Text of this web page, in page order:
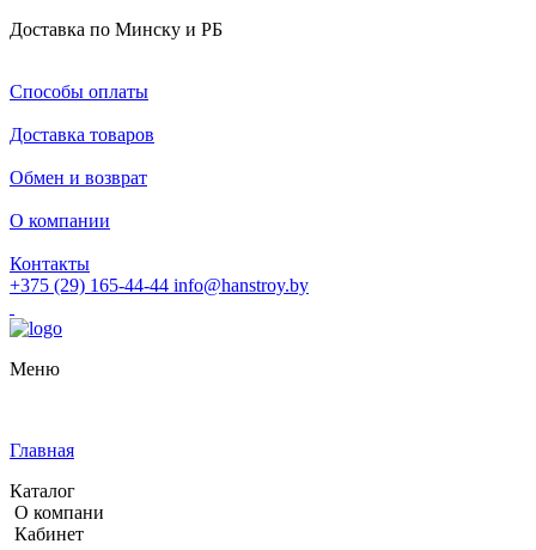
Доставка по Минску и РБ
Способы оплаты
Доставка товаров
Обмен и возврат
О компании
Контакты
+375 (29) 165-44-44 info@hanstroy.by
Меню
Главная
Каталог
О компани
Кабинет